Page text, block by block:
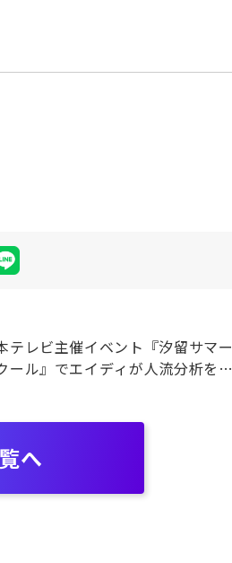
テレビ主催イベント『汐留サマー
ール』でエイディが人流分析を実
へ